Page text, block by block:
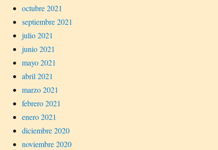
octubre 2021
septiembre 2021
julio 2021
junio 2021
mayo 2021
abril 2021
marzo 2021
febrero 2021
enero 2021
diciembre 2020
noviembre 2020